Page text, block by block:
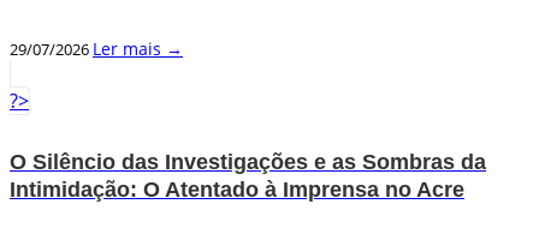
29/07/2026 Ler mais →
?>
O Silêncio das Investigações e as Sombras da
Intimidação: O Atentado à Imprensa no Acre